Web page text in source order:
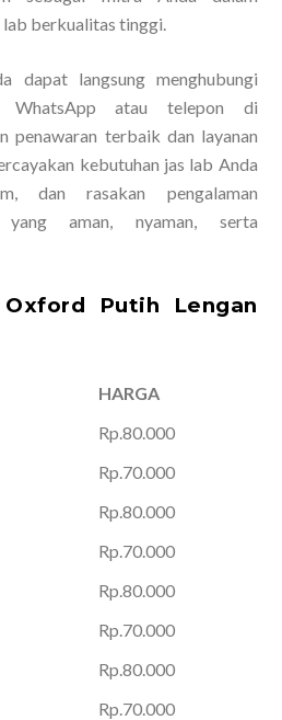
lab berkualitas tinggi.
dapat langsung menghubungi
WhatsApp atau telepon di
penawaran terbaik dan layanan
kebutuhan jas lab Anda
dan rasakan pengalaman
yang aman, nyaman, serta
Putih Lengan
HARGA
Rp.80.000
Rp.70.000
Rp.80.000
Rp.70.000
Rp.80.000
Rp.70.000
Rp.80.000
Rp.70.000